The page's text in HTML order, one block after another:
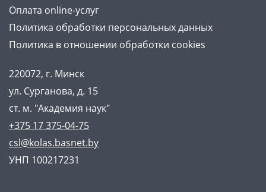
Оплата online-услуг
Политика обработки персональных данных
Политика в отношении обработки cookies
220072, г. Минск
ул. Сурганова, д. 15
ст. м. "Академия наук"
+375 17 375-04-75
csl@kolas.basnet.by
УНП 100217231